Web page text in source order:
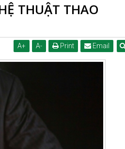
THUẬT THAO
A+ A- Print Email